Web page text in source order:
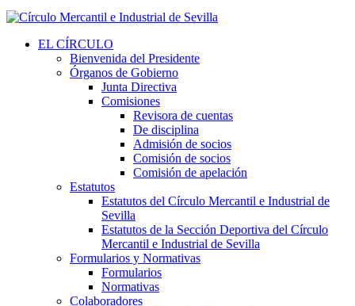
EL CÍRCULO
Bienvenida del Presidente
Órganos de Gobierno
Junta Directiva
Comisiones
Revisora de cuentas
De disciplina
Admisión de socios
Comisión de socios
Comisión de apelación
Estatutos
Estatutos del Círculo Mercantil e Industrial de
Sevilla
Estatutos de la Sección Deportiva del Círculo
Mercantil e Industrial de Sevilla
Formularios y Normativas
Formularios
Normativas
Colaboradores